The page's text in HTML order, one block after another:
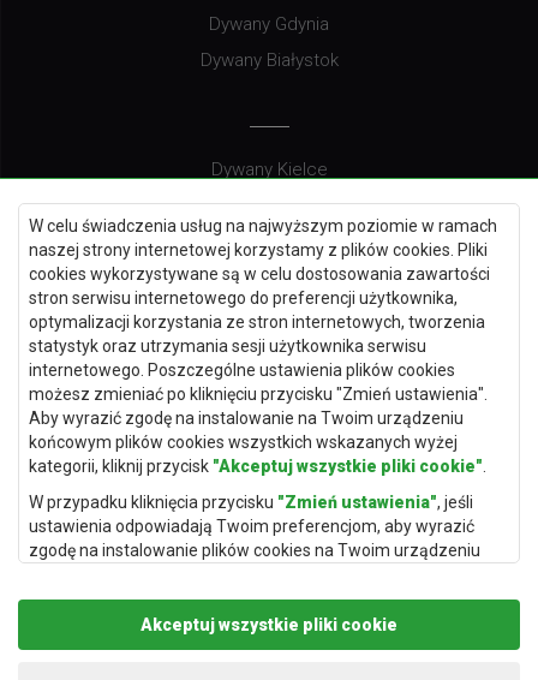
W celu świadczenia usług na najwyższym poziomie w ramach
naszej strony internetowej korzystamy z plików cookies. Pliki
cookies wykorzystywane są w celu dostosowania zawartości
stron serwisu internetowego do preferencji użytkownika,
optymalizacji korzystania ze stron internetowych, tworzenia
statystyk oraz utrzymania sesji użytkownika serwisu
internetowego. Poszczególne ustawienia plików cookies
możesz zmieniać po kliknięciu przycisku "Zmień ustawienia".
Aby wyrazić zgodę na instalowanie na Twoim urządzeniu
końcowym plików cookies wszystkich wskazanych wyżej
kategorii, kliknij przycisk "Akceptuj wszystkie pliki cookie"
W przypadku kliknięcia przycisku "Zmień ustawienia", jeśli
ustawienia odpowiadają Twoim preferencjom, aby wyrazić
zgodę na instalowanie plików cookies na Twoim urządzeniu
"Zapisz i zaakceptuj".
Podstawą przetwarzania danych osobowych, w zakresie w
Akceptuj wszystkie pliki cookie
Dywany Gdynia
Dywany Białystok
Dywany Kielce
Dywany Gdańsk
Dywany Toruń
Dywany Bydgoszcz
Dywany Łódź
Dywany Katowice
Dywany Rzeszów
Dywany Częstochowa